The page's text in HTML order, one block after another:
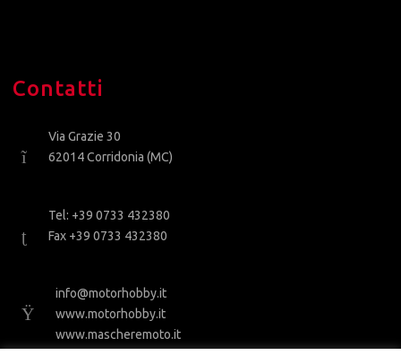
Contatti
Via Grazie 30
62014 Corridonia (MC)
Tel: +39 0733 432380
Fax +39 0733 432380
info@motorhobby.it
www.motorhobby.it
www.mascheremoto.it